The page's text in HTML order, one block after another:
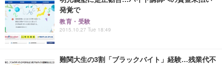
発覚で
教育・受験
2015.10.27 Tue 18:49
難関大生の3割「ブラックバイト」経験…残業代不